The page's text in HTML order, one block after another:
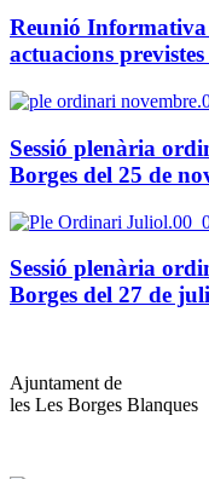
Reunió Informativa
actuacions
Sessió plenària
Borges del 25 de
Sessió plenària
Borges del 27 de
Ajuntament de
les Les Borges Blanques